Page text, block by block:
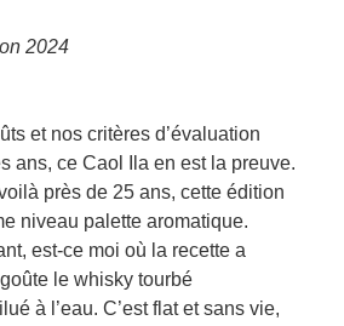
2024
et nos critères d’évaluation
ans, ce Caol Ila en est la preuve.
près de 25 ans, cette édition
niveau palette aromatique.
est-ce moi où la recette a
le whisky tourbé
à l’eau. C’est flat et sans vie,